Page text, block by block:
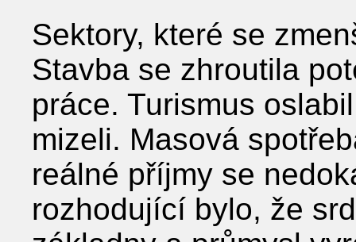
Sektory, které se
Stavba se zhroutila
práce. Turismus
mizeli. Masová
reálné příjmy se
rozhodující bylo, že